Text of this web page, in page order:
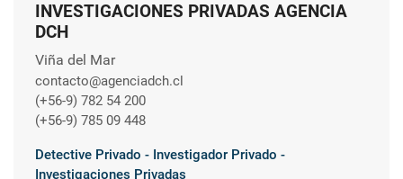
INVESTIGACIONES PRIVADAS AGENCIA
DCH
Viña del Mar
contacto@agenciadch.cl
(+56-9) 782 54 200
(+56-9) 785 09 448
Detective Privado - Investigador Privado -
Investigaciones Privadas